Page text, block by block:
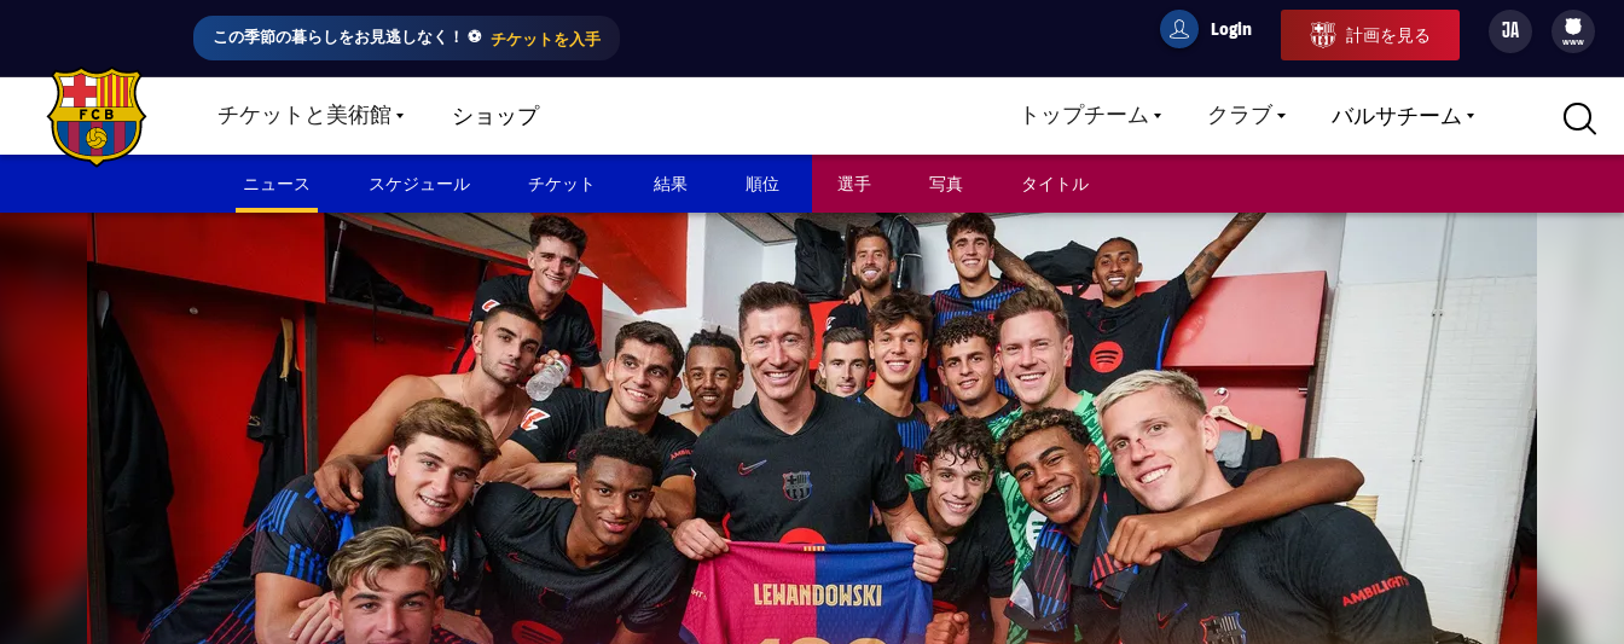
この季節の暮らしをお見逃しなく！ ⚽️ チケットを入手 userCulers
Login 計画を見る JA
filled-badge
www
FC Barcelona club badge チケットと美術館LABEL.SHARE.CARETDOWNショップ トップチームLABEL.ARIA.CARETDOWN
クラブLABEL.ARIA.CARETDOWN
バルサチームLABEL.ARIA.CARETDOWN
ニュース スケジュール チケット 結果 順位 選手 写真 タイトル